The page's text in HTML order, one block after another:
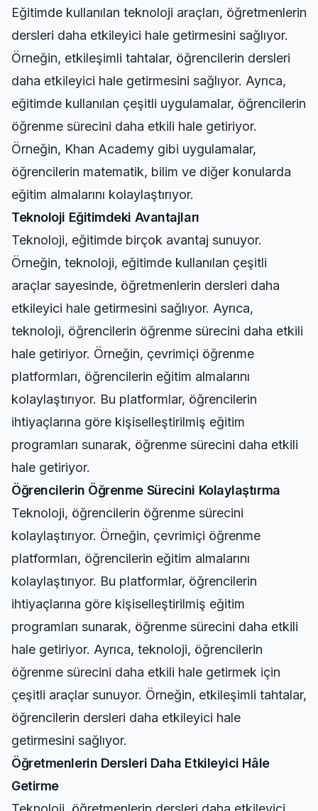
Eğitimde kullanılan teknoloji araçları, öğretmenlerin
dersleri daha etkileyici hale getirmesini sağlıyor.
Örneğin, etkileşimli tahtalar, öğrencilerin dersleri
daha etkileyici hale getirmesini sağlıyor. Ayrıca,
eğitimde kullanılan çeşitli uygulamalar, öğrencilerin
öğrenme sürecini daha etkili hale getiriyor.
Örneğin, Khan Academy gibi uygulamalar,
öğrencilerin matematik, bilim ve diğer konularda
eğitim almalarını kolaylaştırıyor.
Teknoloji Eğitimdeki Avantajları
Teknoloji, eğitimde birçok avantaj sunuyor.
Örneğin, teknoloji, eğitimde kullanılan çeşitli
araçlar sayesinde, öğretmenlerin dersleri daha
etkileyici hale getirmesini sağlıyor. Ayrıca,
teknoloji, öğrencilerin öğrenme sürecini daha etkili
hale getiriyor. Örneğin, çevrimiçi öğrenme
platformları, öğrencilerin eğitim almalarını
kolaylaştırıyor. Bu platformlar, öğrencilerin
ihtiyaçlarına göre kişiselleştirilmiş eğitim
programları sunarak, öğrenme sürecini daha etkili
hale getiriyor.
Öğrencilerin Öğrenme Sürecini Kolaylaştırma
Teknoloji, öğrencilerin öğrenme sürecini
kolaylaştırıyor. Örneğin, çevrimiçi öğrenme
platformları, öğrencilerin eğitim almalarını
kolaylaştırıyor. Bu platformlar, öğrencilerin
ihtiyaçlarına göre kişiselleştirilmiş eğitim
programları sunarak, öğrenme sürecini daha etkili
hale getiriyor. Ayrıca, teknoloji, öğrencilerin
öğrenme sürecini daha etkili hale getirmek için
çeşitli araçlar sunuyor. Örneğin, etkileşimli tahtalar,
öğrencilerin dersleri daha etkileyici hale
getirmesini sağlıyor.
Öğretmenlerin Dersleri Daha Etkileyici Hâle
Getirme